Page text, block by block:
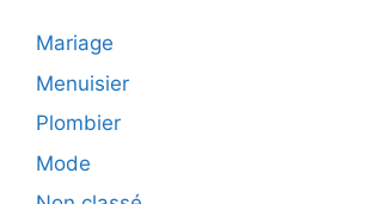
Mariage
Menuisier
Plombier
Mode